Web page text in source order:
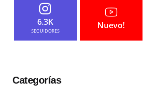
6.3K
SEGUIDORES
Nuevo!
Categorías